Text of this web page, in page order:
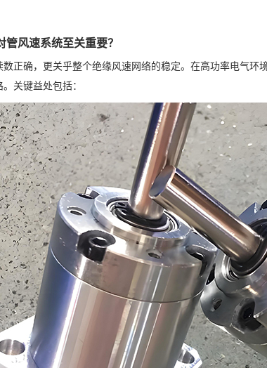
风速系统至关重要？
数正确，更关乎整个绝缘风速网络的稳定。在高功率电气环
关键益处包括：